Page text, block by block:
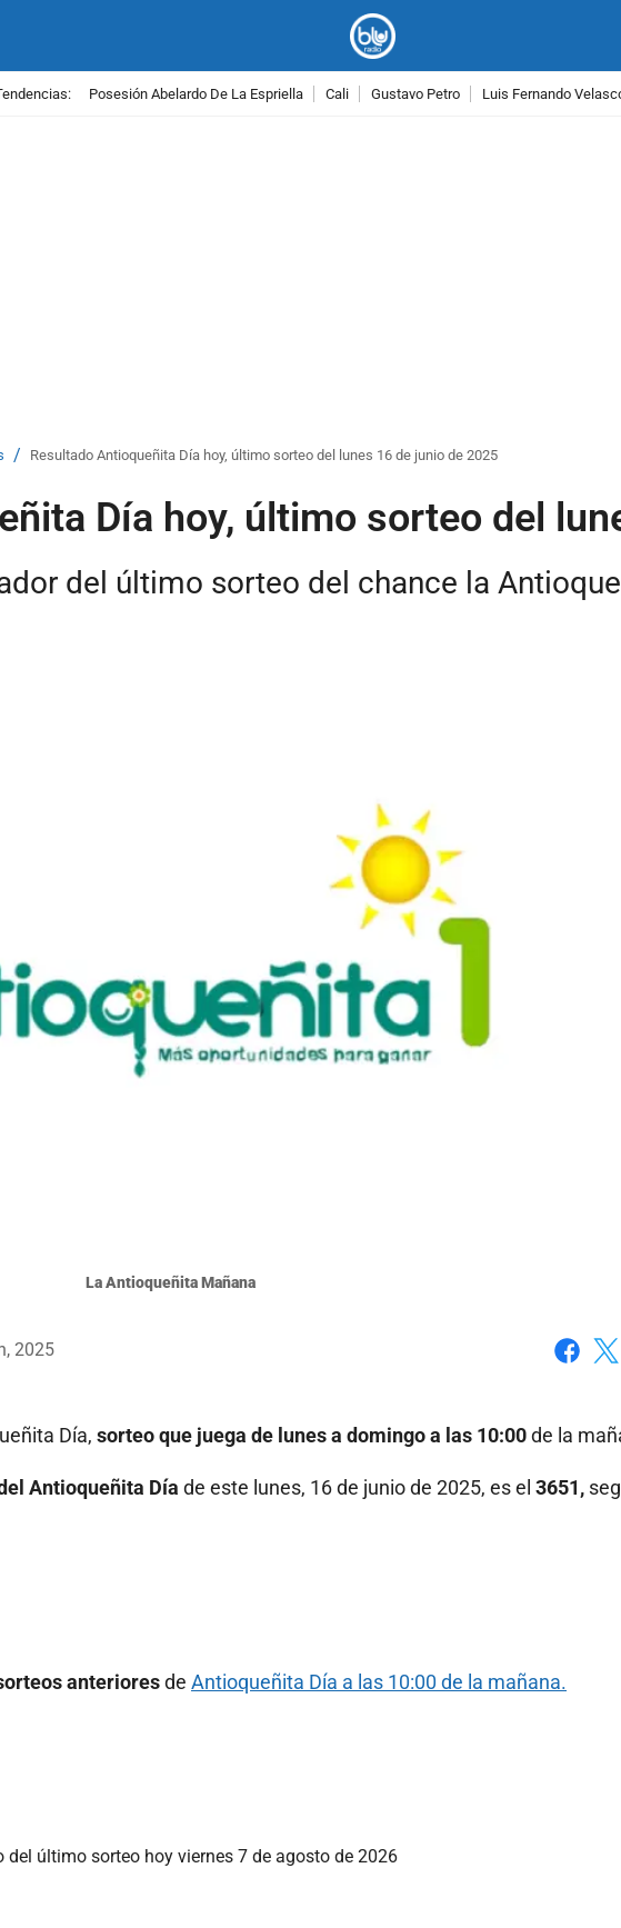
Posesión Abelardo De La Espriella Cali Gustavo Petro Luis Fernando
/ Resultado Antioqueñita Día hoy, último sorteo del lunes 16 de junio de 2025
Día hoy, último sorteo del
del último sorteo del chance la
La Antioqueñita Mañana
2025
Día, sorteo que juega de lunes a domingo a las 10:00de la
Antioqueñita Día de este lunes, 16 de junio de 2025, es el 3651,
anterioresde Antioqueñita Día a las 10:00 de la mañana.
del último sorteo hoy viernes 7 de agosto de 2026